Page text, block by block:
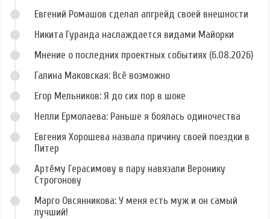
Евгений Ромашов сделал апгрейд своей внешности
Никита Гуранда наслаждается видами Майорки
Мнение о последних проектных событиях (6.08.2026)
Галина Маковская: Всё возможно
Егор Мельников: Я до сих пор в шоке
Нелли Ермолаева: Раньше я боялась одиночества
Евгения Хорошева назвала причину своей поездки в
Питер
Артёму Герасимову в пару навязали Веронику
Строгонову
Марго Овсянникова: У меня есть муж и он самый
лучший!